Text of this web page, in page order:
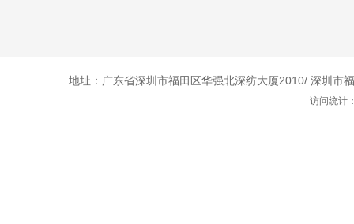
地址：广东省深圳市福田区华强北深纺大厦2010/ 深圳市
访问统计